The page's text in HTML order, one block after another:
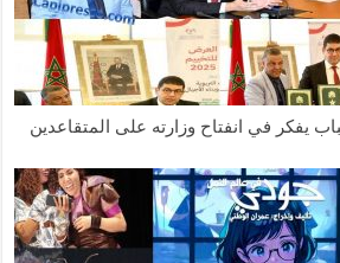
يفكر في انفتاح وزارته على المتقاعدين